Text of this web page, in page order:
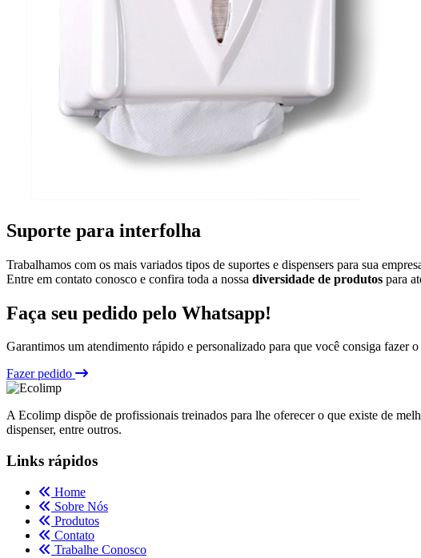
Suporte para interfolha
Trabalhamos com os mais variados tipos de suportes e dispensers para sua
Entre em contato conosco e confira toda a nossa diversidade de produtos para
Faça seu pedido pelo Whatsapp!
Garantimos um atendimento rápido e personalizado para que você consiga fazer
Fazer pedido
A Ecolimp dispõe de profissionais treinados para lhe oferecer o que existe de
dispenser, entre outros.
Links rápidos
Home
Sobre Nós
Produtos
Contato
Trabalhe Conosco